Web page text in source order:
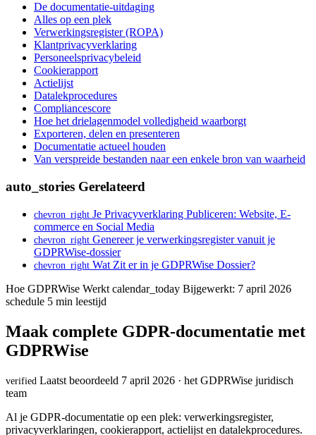
De documentatie-uitdaging
Alles op een plek
Verwerkingsregister (ROPA)
Klantprivacyverklaring
Personeelsprivacybeleid
Cookierapport
Actielijst
Datalekprocedures
Compliancescore
Hoe het drielagenmodel volledigheid waarborgt
Exporteren, delen en presenteren
Documentatie actueel houden
Van verspreide bestanden naar een enkele bron van waarheid
auto_stories Gerelateerd
chevron_right Je Privacyverklaring Publiceren: Website, E-
commerce en Social Media
chevron_right Genereer je verwerkingsregister vanuit je
GDPRWise-dossier
chevron_right Wat Zit er in je GDPRWise Dossier?
Hoe GDPRWise Werkt calendar_today Bijgewerkt: 7 april 2026
schedule 5 min leestijd
Maak complete GDPR-documentatie met
GDPRWise
verified Laatst beoordeeld 7 april 2026 · het GDPRWise juridisch
team
Al je GDPR-documentatie op een plek: verwerkingsregister,
privacyverklaringen, cookierapport, actielijst en datalekprocedures.